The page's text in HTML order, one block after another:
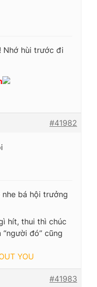
Nhớ hùi trước đi
#41982
bá hội trưởng
hít, thui thì chúc
đó” cũng
YOU
#41983